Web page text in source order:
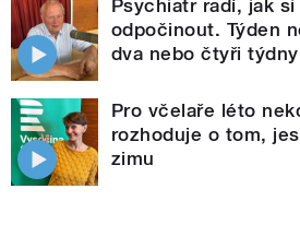
Psychiatr radí, jak
odpočinout. Týden
dva nebo čtyři týdny
Pro včelaře léto
rozhoduje o tom,
zimu